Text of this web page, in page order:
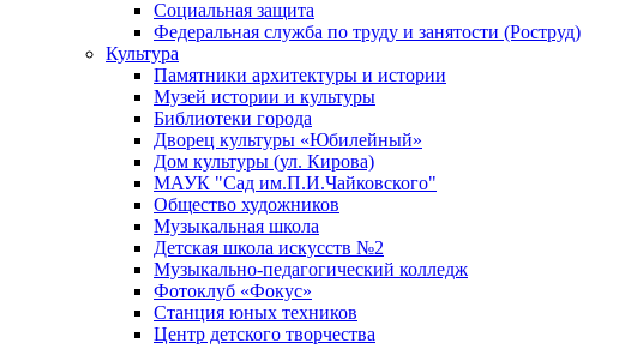
Социальная защита
Федеральная служба по труду и занятости (Роструд)
Культура
Памятники архитектуры и истории
Музей истории и культуры
Библиотеки города
Дворец культуры «Юбилейный»
Дом культуры (ул. Кирова)
МАУК "Сад им.П.И.Чайковского"
Общество художников
Музыкальная школа
Детская школа искусств №2
Музыкально-педагогический колледж
Фотоклуб «Фокус»
Станция юных техников
Центр детского творчества